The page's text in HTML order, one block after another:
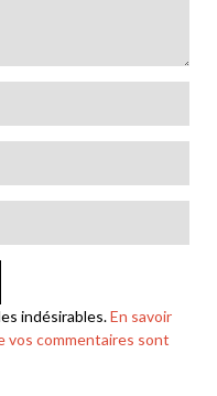
indésirables.En savoir
vos commentaires sont